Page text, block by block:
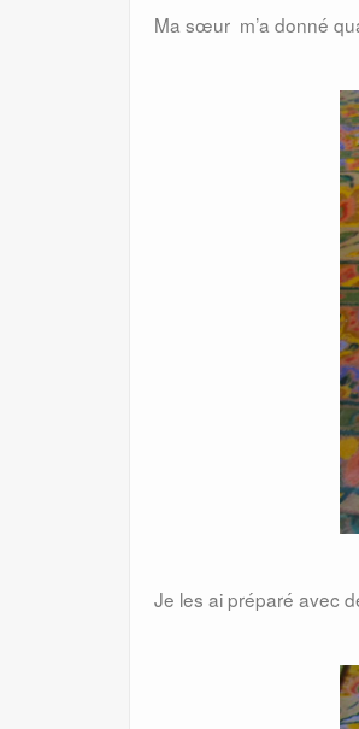
Ma sœur m’a donné
Je les ai préparé avec